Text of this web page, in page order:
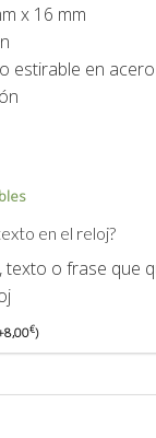
x 16 mm
estirable en
en el reloj?
texto o frase que
8,00€)